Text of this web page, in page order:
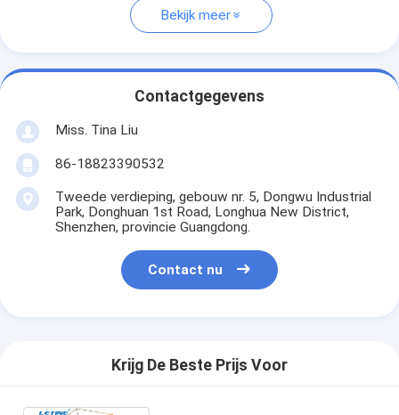
Bekijk meer
Contactgegevens
Miss. Tina Liu
86-18823390532
Tweede verdieping, gebouw nr. 5, Dongwu Industrial
Park, Donghuan 1st Road, Longhua New District,
Shenzhen, provincie Guangdong.
Contact nu
Krijg De Beste Prijs Voor